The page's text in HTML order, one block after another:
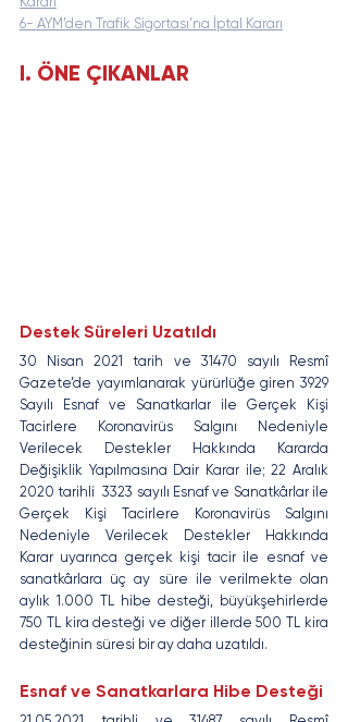
6- AYM’den Trafik Sigortası’na İptal Kararı
I. ÖNE ÇIKANLAR
Destek Süreleri Uzatıldı
30 Nisan 2021 tarih ve 31470 sayılı Resmî
Gazete’de yayımlanarak yürürlüğe giren 3929
Sayılı Esnaf ve Sanatkarlar ile Gerçek Kişi
Tacirlere Koronavirüs Salgını Nedeniyle
Verilecek Destekler Hakkında Kararda
Değişiklik Yapılmasına Dair Karar ile; 22 Aralık
2020 tarihli  3323 sayılı Esnaf ve Sanatkârlar ile
Gerçek Kişi Tacirlere Koronavirüs Salgını
Nedeniyle Verilecek Destekler Hakkında
Karar uyarınca gerçek kişi tacir ile esnaf ve
sanatkârlara üç ay süre ile verilmekte olan
aylık 1.000 TL hibe desteği, büyükşehirlerde
750 TL kira desteği ve diğer illerde 500 TL kira
desteğinin süresi bir ay daha uzatıldı.
Esnaf ve Sanatkarlara Hibe Desteği